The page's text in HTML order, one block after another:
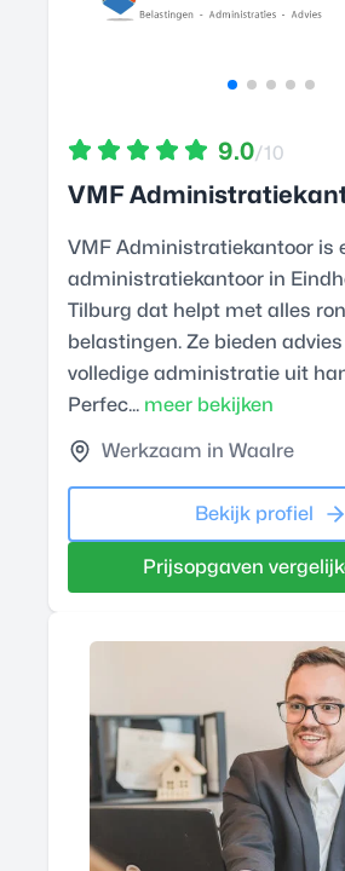
9.0/10
VMF
VMF Administratiekantoor is
administratiekantoor in
Tilburg dat helpt met alles
belastingen. Ze bieden
volledige administratie uit
Perfec... meer bekijken
Werkzaam in Waalre
Bekijk profiel
Prijsopgaven